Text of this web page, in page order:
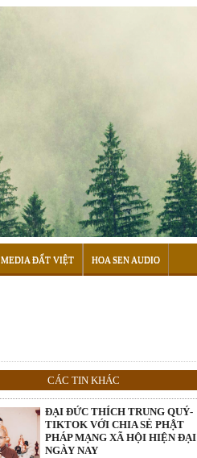
MEDIA ĐẤT VIỆT HOA SEN AUDIO
CÁC TIN KHÁC
ĐẠI ĐỨC THÍCH TRUNG QUÝ-
TIKTOK VỚI CHIA SẺ PHẬT
PHÁP MẠNG XÃ HỘI HIỆN ĐẠI
NGÀY NAY